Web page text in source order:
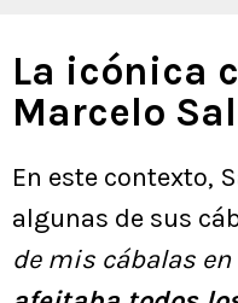
La icónica
Marcelo
En este contexto,
algunas de sus
de mis cábalas en